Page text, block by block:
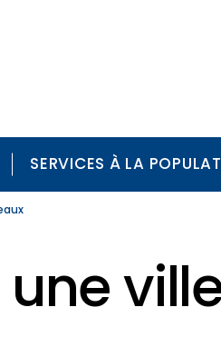
SERVICES À LA
une